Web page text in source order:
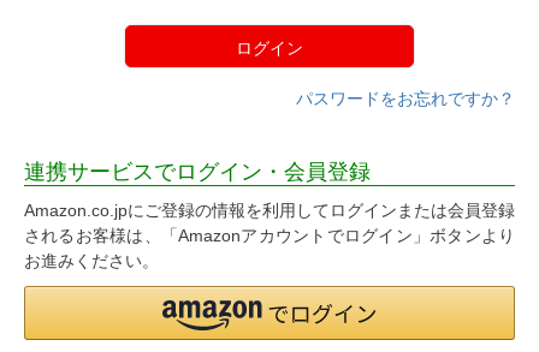
ログイン
パスワードをお忘れですか？
連携サービスでログイン・会員登録
Amazon.co.jpにご登録の情報を利用してログインまたは会員登録
されるお客様は、「Amazonアカウントでログイン」ボタンより
お進みください。